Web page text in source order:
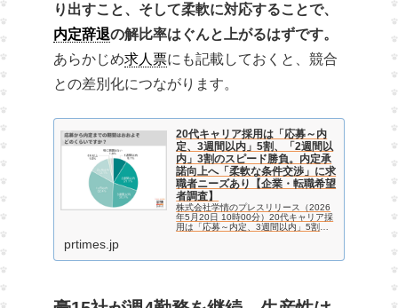
り出すこと、そして柔軟に対応することで、
内定辞退の解比率はぐんと上がるはずです。
あらかじめ求人票にも記載しておくと、競合
との差別化につながります。
20代キャリア採用は「応募～内
定、3週間以内」5割、「2週間以
内」3割のスピード勝負。内定承
諾向上へ「柔軟な条件交渉」に求
職者ニーズあり【企業・転職希望
者調査】
株式会社学情のプレスリリース（2026
年5月20日 10時00分）20代キャリア採
用は「応募～内定、3週間以内」5割、
prtimes.jp